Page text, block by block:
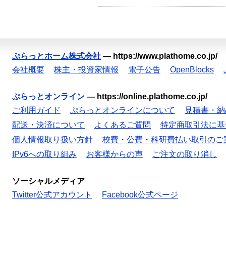
ぷらっとホーム株式会社 — https://www.plathome.co.jp/
会社概要
株主・投資家情報 電子公告 OpenBlocks
ぷらっとオンライン — https://online.plathome.co.jp/
ご利用ガイド
ぷらっとオンラインについて
見積書・
配送・決済について
よくあるご質問
特定商取引法に
個人情報取り扱い方針
校費・公費・科研費払い取引のご
IPv6への取り組み
お客様からの声 ご注文の取り消し
ソーシャルメディア
Twitter公式アカウント
Facebook公式ページ